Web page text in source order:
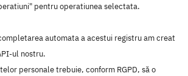
pentru operatiunea selectata.
automata a acestui registru am creat
ul nostru.
personale trebuie, conform RGPD, să o